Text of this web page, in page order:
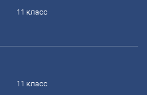
11 класс
11 класс